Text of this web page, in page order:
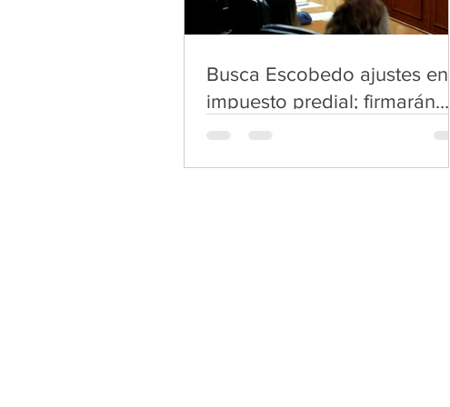
Busca Escobedo ajustes en
impuesto predial; firmarán
convenio de colaboración